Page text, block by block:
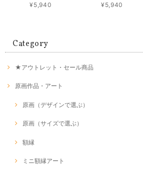
¥5,940
¥5,940
Category
★アウトレット・セール商品
原画作品・アート
原画（デザインで選ぶ）
原画（サイズで選ぶ）
額縁
ミニ額縁アート